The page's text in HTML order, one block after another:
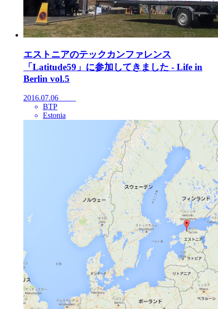
エストニアのテックカンファレンス
「Latitude59」に参加してきました - Life in
Berlin vol.5
2016.07.06
BTP
Estonia